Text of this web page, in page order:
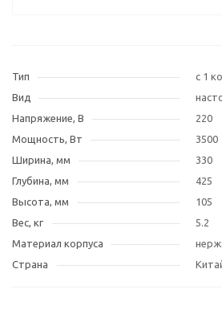
Тип
с 1
Вид
Напряжение, В
220
Мощность, Вт
3500
Ширина, мм
330
Глубина, мм
425
Высота, мм
105
Вес, кг
5.2
Материал корпуса
Страна